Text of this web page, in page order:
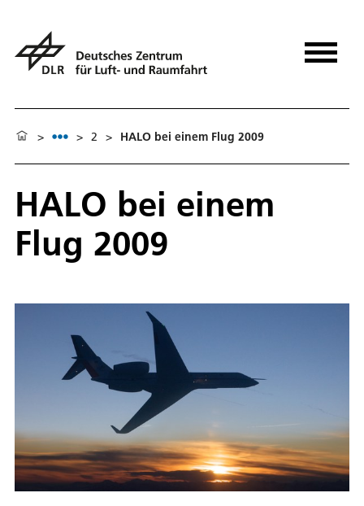
> > 2 > HALO bei einem Flug 2009
HALO bei einem
Flug 2009